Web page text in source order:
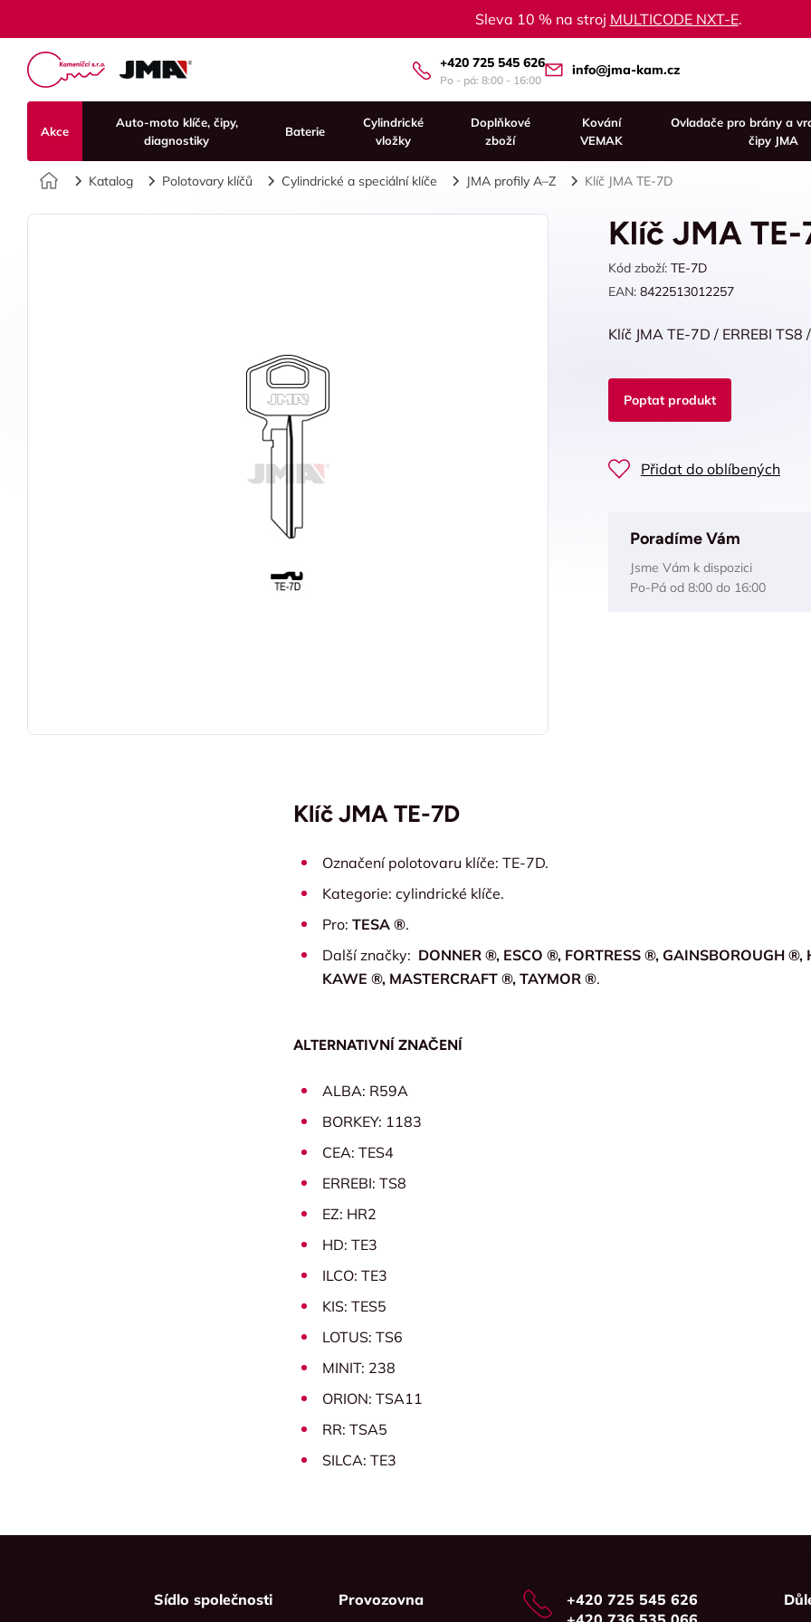
Sleva 10 % na stroj MULTICODE NXT-E.
+420 725 545 626
Po - pá: 8:00 - 16:00
info@jma-kam.cz
Akce
Auto-moto klíče, čipy,
diagnostiky
Baterie
Cylindrické
vložky
Doplňkové
zboží
Kování
VEMAK
Ovladače pro brány a
čipy JMA
Úvod
Katalog Polotovary klíčů Cylindrické a speciální klíče JMA profily A–Z Klíč JMA TE-7D
Klíč JMA TE-
Kód zboží: TE-7D
EAN: 8422513012257
Klíč JMA TE-7D / ERREBI TS8
Poptat produkt
Přidat do oblíbených
Poradíme Vám
Jsme Vám k dispozici
Po-Pá od 8:00 do 16:00
Klíč JMA TE-7D
Označení polotovaru klíče: TE-7D.
Kategorie: cylindrické klíče.
Pro: TESA ®.
Další značky: DONNER ®, ESCO ®, FORTRESS ®, GAINSBOROUGH ®,
KAWE ®, MASTERCRAFT ®, TAYMOR ®.
ALTERNATIVNÍ ZNAČENÍ
ALBA: R59A
BORKEY: 1183
CEA: TES4
ERREBI: TS8
EZ: HR2
HD: TE3
ILCO: TE3
KIS: TES5
LOTUS: TS6
MINIT: 238
ORION: TSA11
RR: TSA5
SILCA: TE3
Sídlo společnosti Provozovna
+420 725 545 626